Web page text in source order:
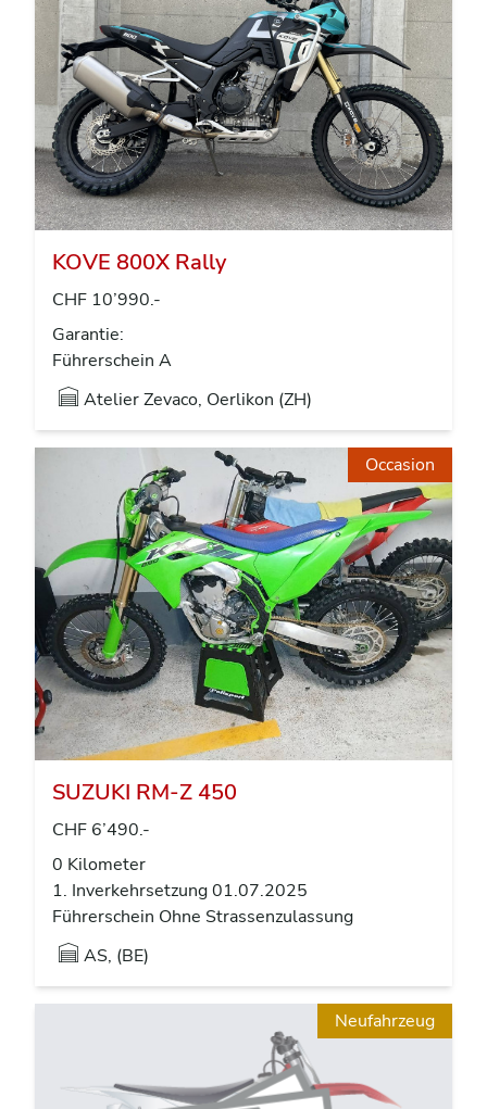
KOVE 800X Rally
CHF 10’990.-
Garantie:
Führerschein A
Atelier Zevaco, Oerlikon (ZH)
Occasion
SUZUKI RM-Z 450
CHF 6’490.-
0 Kilometer
1. Inverkehrsetzung 01.07.2025
Führerschein Ohne Strassenzulassung
AS, (BE)
Neufahrzeug